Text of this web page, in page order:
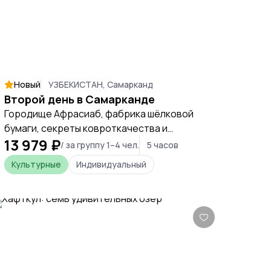
Новый УЗБЕКИСТАН, Самарканд
Второй день в Самарканде
Городище Афрасиаб, фабрика шёлковой
бумаги, секреты ковроткачества и
комплекс «Вечный город»
13 979 ₽/ за группу 1–4 чел.
5 часов
Культурные
Индивидуальный